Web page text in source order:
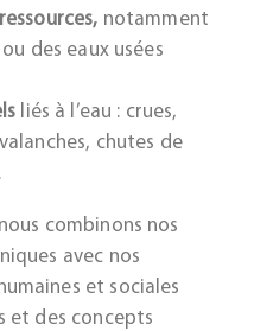
notamment
des eaux usées
liés à l’eau : crues,
chutes de
combinons nos
avec nos
et sociales
et des concepts